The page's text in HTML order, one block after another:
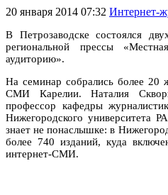
20 января 2014 07:32 Интернет-
В Петрозаводске состоялся
региональной прессы
аудиторию».
На семинар собрались более 20
СМИ Карелии. Наталия
профессор кафедры
Нижегородского университета
знает не понаслышке: в
более 740 изданий, куда
интернет-СМИ.